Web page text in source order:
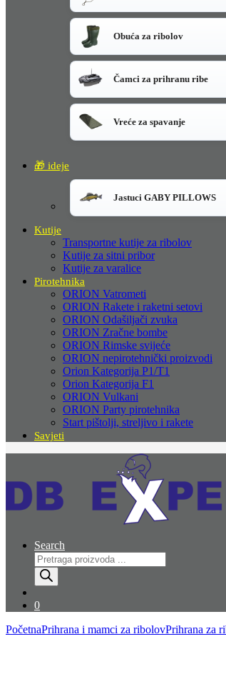
Obuća za ribolov
Čamci za prihranu ribe
Vreće za spavanje
🎁 ideje
Jastuci GABY PILLOWS
Kutije
Transportne kutije za ribolov
Kutije za sitni pribor
Kutije za varalice
Pirotehnika
ORION Vatrometi
ORION Rakete i raketni setovi
ORION Odašiljači zvuka
ORION Zračne bombe
ORION Rimske svijeće
ORION nepirotehnički proizvodi
Orion Kategorija P1/T1
Orion Kategorija F1
ORION Vulkani
ORION Party pirotehnika
Start pištolji, streljivo i rakete
Savjeti
Search
Products
search
0
PočetnaPrihrana i mamci za ribolovPrihrana za